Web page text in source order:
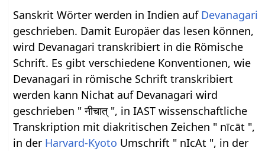
Sanskrit Wörter werden in Indien auf Devanagari
geschrieben. Damit Europäer das lesen können,
wird Devanagari transkribiert in die Römische
Schrift. Es gibt verschiedene Konventionen, wie
Devanagari in römische Schrift transkribiert
werden kann Nichat auf Devanagari wird
geschrieben " नीचात् ", in IAST wissenschaftliche
Transkription mit diakritischen Zeichen " nīcāt ",
in der Harvard-Kyoto Umschrift " nIcAt ", in der